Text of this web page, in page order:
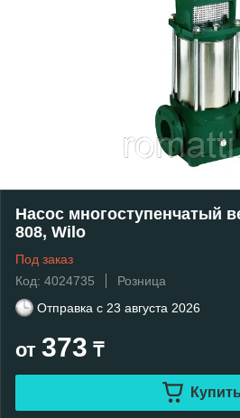
Насос многоступенчатый
808, Wilo
Под заказ
Код: 4024735
Розница
Отправка с 23 августа 2026
от 373 ₸
Купить